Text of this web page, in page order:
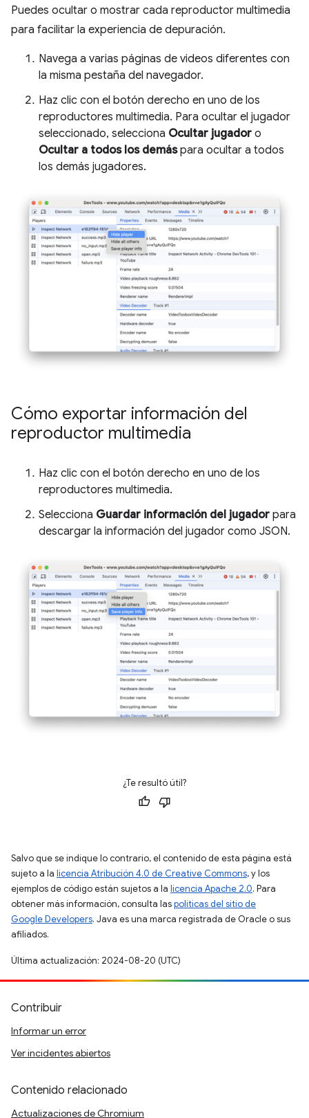
Puedes ocultar o mostrar cada reproductor multimedia
para facilitar la experiencia de depuración.
Navega a varias páginas de videos diferentes con
la misma pestaña del navegador.
Haz clic con el botón derecho en uno de los
reproductores multimedia. Para ocultar el jugador
seleccionado, selecciona Ocultar jugador o
Ocultar a todos los demáspara ocultar a todos
los demás jugadores.
Cómo exportar información del
reproductor multimedia
Haz clic con el botón derecho en uno de los
reproductores multimedia.
Selecciona Guardar información del jugador para
descargar la información del jugador como JSON.
¿Te resultó útil?
Salvo que se indique lo contrario, el contenido de esta página está
sujeto a la licencia Atribución 4.0 de Creative Commons, y los
ejemplos de código están sujetos a la licencia Apache 2.0. Para
obtener más información, consulta laspolíticas del sitio de
Google Developers. Java es una marca registrada de Oracle o sus
afiliados.
Última actualización: 2024-08-20 (UTC)
Contribuir
Informar un error
Ver incidentes abiertos
Contenido relacionado
Actualizaciones de Chromium